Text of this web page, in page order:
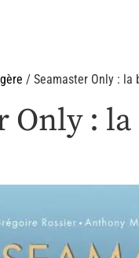
/ Seamaster Only : la
Only :